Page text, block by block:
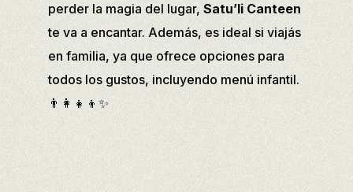
perder la magia del lugar, Satu’li Canteen
te va a encantar. Además, es ideal si viajás
en familia, ya que ofrece opciones para
todos los gustos, incluyendo menú infantil.
👨‍👩‍👧‍👦✨